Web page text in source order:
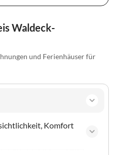
Waldeck-
und Ferienhäuser für
Komfort